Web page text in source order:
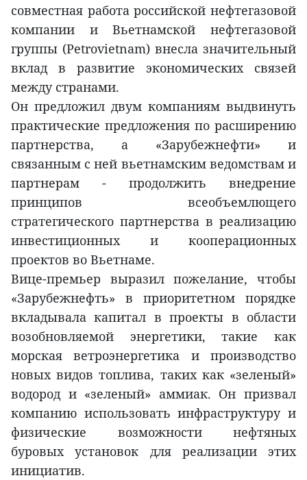
совместная работа российской нефтегазовой
компании и Вьетнамской нефтегазовой
группы (Petrovietnam) внесла значительный
вклад в развитие экономических связей
между странами.
Он предложил двум компаниям выдвинуть
практические предложения по расширению
партнерства, а «Зарубежнефти» и
связанным с ней вьетнамским ведомствам и
партнерам - продолжить внедрение
принципов всеобъемлющего
стратегического партнерства в реализацию
инвестиционных и кооперационных
проектов во Вьетнаме.
Вице-премьер выразил пожелание, чтобы
«Зарубежнефть» в приоритетном порядке
вкладывала капитал в проекты в области
возобновляемой энергетики, такие как
морская ветроэнергетика и производство
новых видов топлива, таких как «зеленый»
водород и «зеленый» аммиак. Он призвал
компанию использовать инфраструктуру и
физические возможности нефтяных
буровых установок для реализации этих
инициатив.